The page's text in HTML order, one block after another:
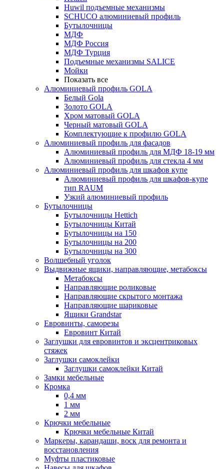
Huwil подъемные механизмы
SCHUCO алюминиевый профиль
Бутылочницы
МДФ
МДФ Россия
МДФ Турция
Подъемные механизмы SALICE
Мойки
Показать все
Алюминиевый профиль GOLA
Белый Gola
Золото GOLA
Хром матовый GOLA
Черный матовый GOLA
Комплектующие к профилю GOLA
Алюминиевый профиль для фасадов
Алюминиевый профиль для МДФ 18-19 мм
Алюминиевый профиль для стекла 4 мм
Алюминиевый профиль для шкафов купе
Алюминиевый профиль для шкафов-купе
тип RAUM
Узкий алюминиевый профиль
Бутылочницы
Бутылочницы Hettich
Бутылочницы Китай
Бутылочницы на 150
Бутылочницы на 200
Бутылочницы на 300
Волшебный уголок
Выдвижные ящики, направляющие, метабоксы
Метабоксы
Направляющие роликовые
Направляющие скрытого монтажа
Направляющие шариковые
Ящики Grandstar
Евровинты, саморезы
Евровинт Китай
Заглушки для евровинтов и эксцентриковых
стяжек
Заглушки самоклейки
Заглушки самоклейки Китай
Замки мебельные
Кромка
0,4 мм
1 мм
2 мм
Крючки мебельные
Крючки мебельные Китай
Маркеры, карандаши, воск для ремонта и
восстановления
Муфты пластиковые